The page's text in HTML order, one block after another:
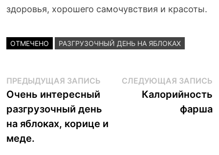
здоровья, хорошего самочувствия и красоты.
ОТМЕЧЕНО РАЗГРУЗОЧНЫЙ ДЕНЬ НА ЯБЛОКАХ
Навигация
по
записям
ПРЕДЫДУЩАЯ ЗАПИСЬПредыдущая
Очень интересный
разгрузочный день
на яблоках, корице и
меде.
СЛЕДУЮЩАЯ ЗАПИСЬ
Калорийность
фарша